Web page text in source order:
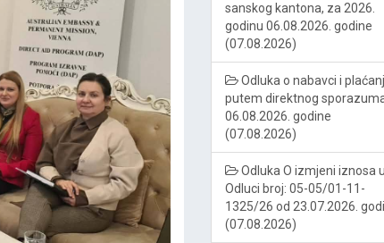
sanskog kantona, za 2026.
godinu 06.08.2026. godine
(07.08.2026)
Odluka o nabavci i
putem direktnog
06.08.2026. godine
(07.08.2026)
Odluka O izmjeni iznosa u
Odluci broj: 05-05/01-11-
1325/26 od 23.07.2026.
(07.08.2026)